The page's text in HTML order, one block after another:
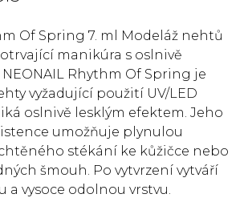
Of Spring 7. ml Modeláž nehtů
manikúra s oslnivě
Rhythm Of Spring je
vyžadující použití UV/LED
oslnivě lesklým efektem. Jeho
umožňuje plynulou
stékání ke kůžičce nebo
šmouh. Po vytvrzení vytváří
a vysoce odolnou vrstvu.